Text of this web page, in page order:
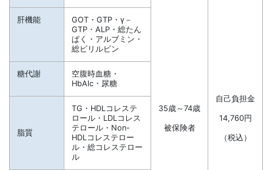
35歳～74歳
被保険者
自己負担金
14,760円
（税込）
肝機能
GOT・GTP・γ－
GTP・ALP・総たん
ぱく・アルブミン・
総ビリルビン
糖代謝
空腹時血糖・
HbAlc・尿糖
脂質
TG・HDLコレステ
ロール・LDLコレス
テロール・Non-
HDLコレステロー
ル・総コレステロー
ル